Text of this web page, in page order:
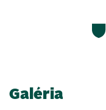
Galéria